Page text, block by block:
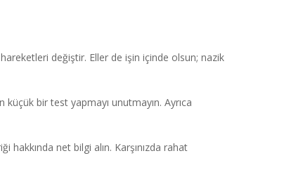
değiştir. Eller de işin içinde olsun; nazik
küçük bir test yapmayı unutmayın. Ayrıca
net bilgi alın. Karşınızda rahat